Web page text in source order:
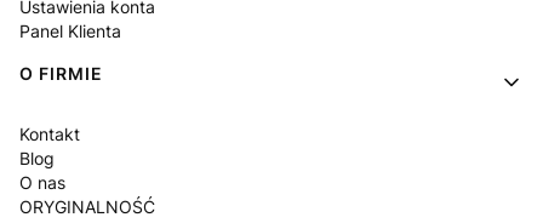
Ustawienia konta
Panel Klienta
O FIRMIE
Kontakt
Blog
O nas
ORYGINALNOŚĆ